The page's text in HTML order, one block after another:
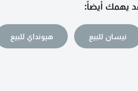
يهمك أيضاً:
نيسان للبيع هيونداي للبيع